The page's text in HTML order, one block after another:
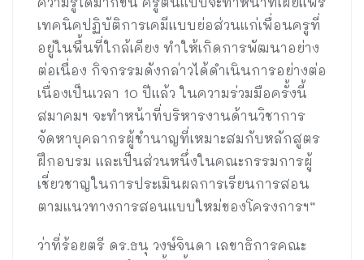
เทคนิคปฏิบัติการเคมีแบบย่อส่วนแก่เพื่อนครูที่
อยู่ในพื้นที่ใกล้เคียง ทำให้เกิดการพัฒนาอย่าง
ต่อเนื่อง กิจกรรมดังกล่าวได้ดำเนินการอย่างต่อ
เนื่องเป็นเวลา 10 ปีแล้ว ในความร่วมมือครั้งนี้
สมาคมฯ จะทำหน้าที่บริหารงานด้านวิชาการ
จัดหาบุคลากรผู้ชำนาญที่เหมาะสมกับหลักสูตร
ฝึกอบรม และเป็นส่วนหนึ่งในคณะกรรมการผู้
เชี่ยวชาญในการประเมินผลการเรียนการสอน
ตามแนวทางการสอนแบบใหม่ของโครงการฯ”
ว่าที่ร้อยตรี ดร.ธนุ วงษ์จินดา เลขาธิการคณะ